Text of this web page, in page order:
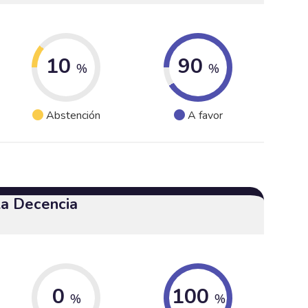
10 %
Abstención
90 %
A favor
Decencia
0 % 100 %